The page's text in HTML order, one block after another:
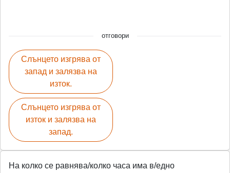
отговори
Слънцето изгрява от
запад и залязва на
изток.
Слънцето изгрява от
изток и залязва на
запад.
На колко се равнява/колко часа има в/едно